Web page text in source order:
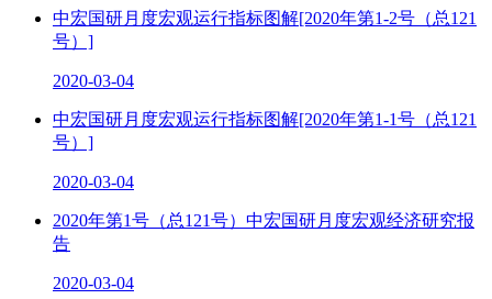
中宏国研月度宏观运行指标图解[2020年第1-2号（总121
号）]
2020-03-04
中宏国研月度宏观运行指标图解[2020年第1-1号（总121
号）]
2020-03-04
2020年第1号（总121号）中宏国研月度宏观经济研究报
告
2020-03-04